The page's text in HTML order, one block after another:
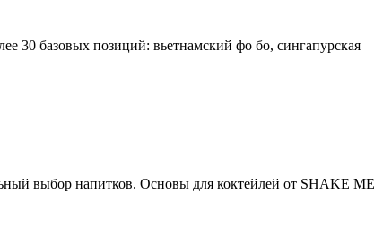
30 базовых позиций: вьетнамский фо бо, сингапурская
выбор напитков. Основы для коктейлей от SHAKE ME